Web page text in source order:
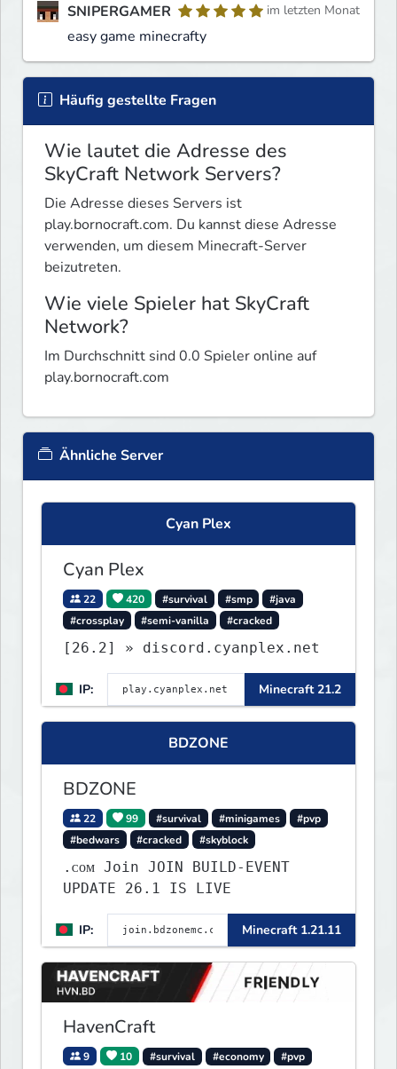
SNIPERGAMER
easy game minecrafty
im letzten Monat
Häufig gestellte Fragen
Wie lautet die Adresse des
SkyCraft Network Servers?
Die Adresse dieses Servers ist
play.bornocraft.com. Du kannst diese Adresse
verwenden, um diesem Minecraft-Server
beizutreten.
Wie viele Spieler hat SkyCraft
Network?
Im Durchschnitt sind 0.0 Spieler online auf
play.bornocraft.com
Ähnliche Server
Cyan Plex
Cyan Plex
22 420 #survival #smp
#java
#crossplay
#semi-vanilla #cracked
[26.2] » discord.cyanplex.net
IP: Minecraft 21.2
BDZONE
BDZONE
22 99 #survival #minigames
#pvp
#bedwars
#cracked #skyblock
.ᴄᴏᴍ Join JOIN BUILD-EVENT
UPDATE 26.1 IS LIVE
IP: Minecraft 1.21.11
HavenCraft
9 10 #survival #economy
#pvp